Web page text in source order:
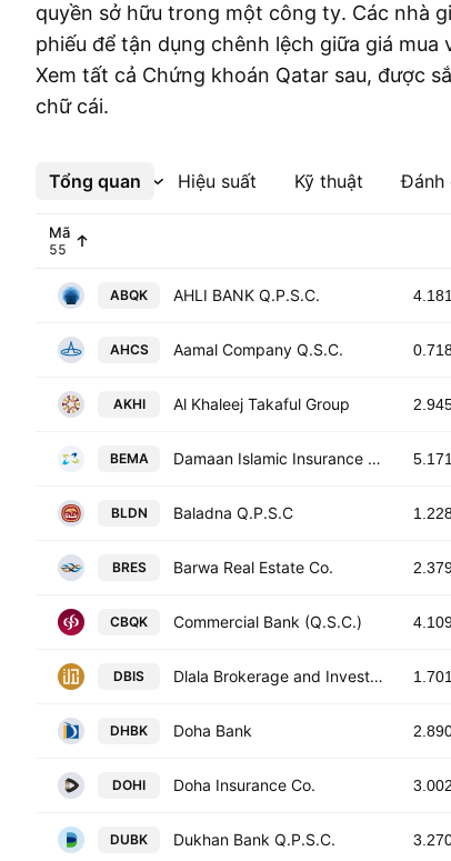
quyền sở hữu trong một công ty. Các nhà
phiếu để tận dụng chênh lệch giữa giá mua
Xem tất cả Chứng khoán Qatar sau, được
chữ cái.
Tổng quan Hiệu suất Kỹ thuật Đánh
Xem thêm
Mã
ABQK AHLI BANK Q.P.S.C. 4.181
AHCS Aamal Company Q.S.C.
AKHI Al Khaleej Takaful Group
BEMA Damaan Islamic Insurance Company (Beema) 5.171
BLDN Baladna Q.P.S.C
BRES Barwa Real Estate Co.
CBQK Commercial Bank (Q.S.C.)
DBIS Dlala Brokerage and Investment Holding Company 1.701
DHBK Doha Bank
DOHI Doha Insurance Co. 3.002
DUBK Dukhan Bank Q.P.S.C.